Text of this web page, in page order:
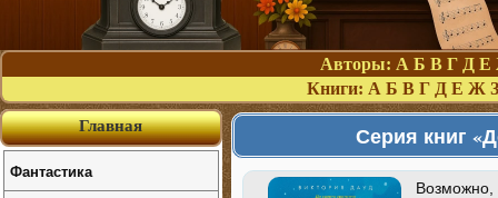
Авторы: А Б В Г Д Е
Книги: А Б В Г Д Е Ж З
Серия книг
Возможно,
Главная
Фантастика